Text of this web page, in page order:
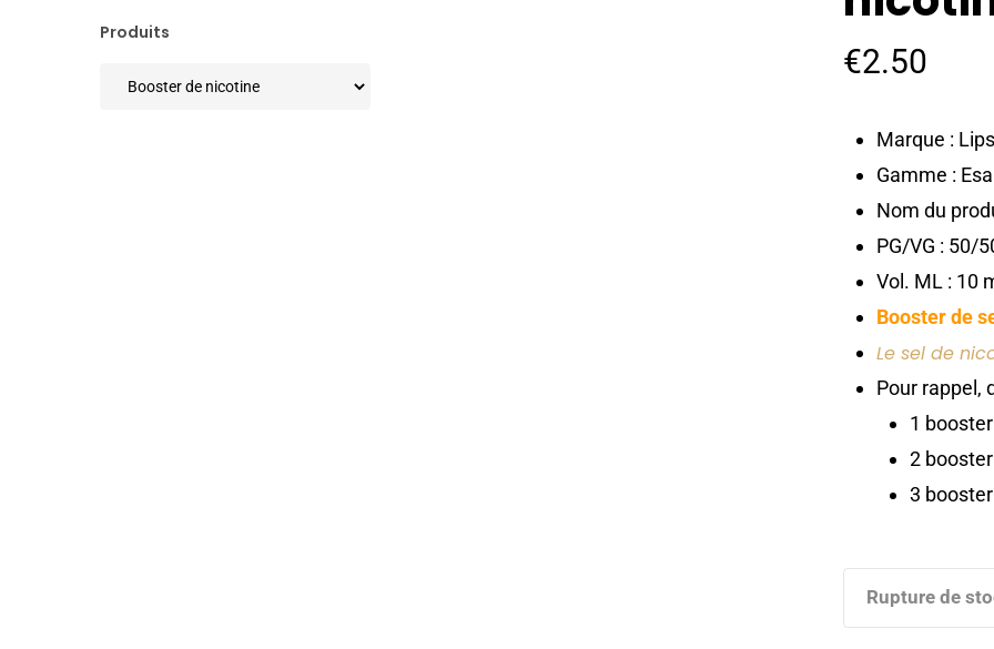
Produits
€2.50
Marque :
Gamme :
Nom du
PG/VG : 50/
Vol. ML : 10
Booster de
Le sel de
Pour rappel,
1
2
3
Rupture de